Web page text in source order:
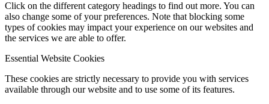
Menu Menu
Click on the different category headings to find out more. You can
also change some of your preferences. Note that blocking some
types of cookies may impact your experience on our websites and
the services we are able to offer.
Essential Website Cookies
These cookies are strictly necessary to provide you with services
available through our website and to use some of its features.